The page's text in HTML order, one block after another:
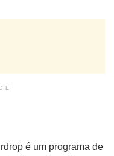
é um programa de